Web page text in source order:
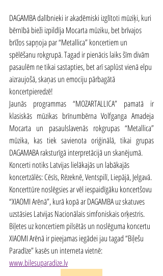
DAGAMBA dalībnieki ir akadēmiski izglītoti mūziķi, kuri
bērnībā bieži izpildīja Mocarta mūziku, bet brīvajos
brīžos sapņoja par “Metallica” koncertiem un
spēlēšanu rokgrupā. Tagad ir pienācis laiks šīm divām
pasaulēm ne tikai sastapties, bet arī saplūst vienā elpu
aizraujošā, skaņas un emociju pārbagātā
koncertpieredzē!
Jaunās programmas “MOZARTALLICA” pamatā ir
klasiskās mūzikas brīnumbērna Volfganga Amadeja
Mocarta un pasaulslavenās rokgrupas “Metallica”
mūzika, kas tiek savienota oriģinālā, tikai grupas
DAGAMABA raksturīgā interpretācijā un skanējumā.
Koncerti notiks Latvijas lielākajās un labākajās
koncertzālēs: Cēsīs, Rēzeknē, Ventspilī, Liepājā, Jelgavā.
Koncerttūre noslēgsies ar vēl iespaidīgāku koncertšovu
“XIAOMI Arēnā”, kurā kopā ar DAGAMBA uz skatuves
uzstāsies Latvijas Nacionālais simfoniskais orķestris.
Biļetes uz koncertiem pilsētās un noslēguma koncertu
XIAOMI Arēnā ir pieejamas iegādei jau tagad “Biļešu
Paradīze” kasēs un interneta vietnē:
www.bilesuparadize.lv